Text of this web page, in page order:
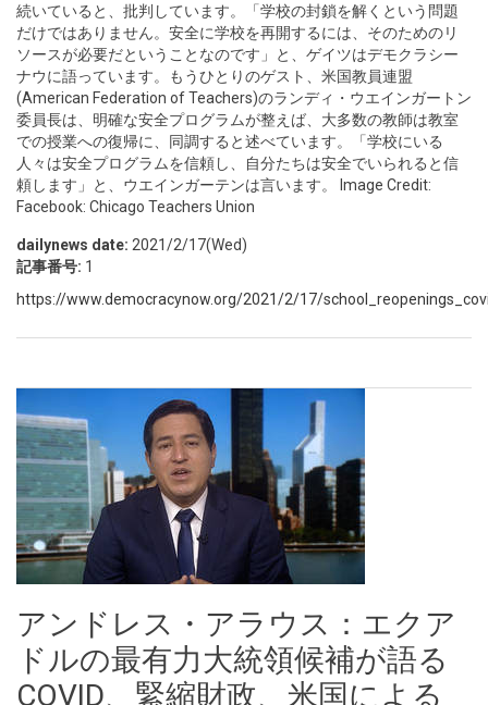
続いていると、批判しています。「学校の封鎖を解くという問題
だけではありません。安全に学校を再開するには、そのためのリ
ソースが必要だということなのです」と、ゲイツはデモクラシー
ナウに語っています。もうひとりのゲスト、米国教員連盟
(American Federation of Teachers)のランディ・ウエインガートン
委員長は、明確な安全プログラムが整えば、大多数の教師は教室
での授業への復帰に、同調すると述べています。「学校にいる
人々は安全プログラムを信頼し、自分たちは安全でいられると信
頼します」と、ウエインガーテンは言います。 Image Credit:
Facebook: Chicago Teachers Union
dailynews date: 2021/2/17(Wed)
記事番号: 1
https://www.democracynow.org/2021/2/17/
アンドレス・アラウス：エクア
ドルの最有力大統領候補が語る
COVID、緊縮財政、米国による